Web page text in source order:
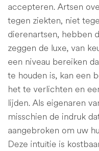
accepteren. Artsen
tegen ziekten, niet
dierenartsen, hebben
zeggen de luxe, van
een niveau bereiken
te houden is, kan een
het te verlichten en
lijden. Als eigenaren
misschien de indruk
aangebroken om uw
Deze intuïtie is